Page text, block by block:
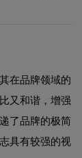
在品牌领域的
又和谐，增强
了品牌的极简
具有较强的视